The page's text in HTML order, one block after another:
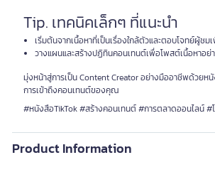
Tip. เทคนิคเล็กๆ ที่แนะนำ
เริ่มต้นจากเนื้อหาที่เป็นเรื่องใกล้ตัวและตอบโจทย์ผู้ชม
วางแผนและสร้างปฏิทินคอนเทนต์เพื่อโพสต์เนื้อหาอย่
มุ่งหน้าสู่การเป็น Content Creator อย่างมืออาชีพด้วยห
การเข้าถึงคอนเทนต์ของคุณ
#หนังสือTikTok #สร้างคอนเทนต์ #การตลาดออนไลน์ #
Product Information